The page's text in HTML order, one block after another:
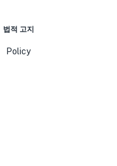
법적 고지
Policy